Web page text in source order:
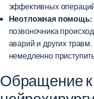
эффективных
Неотложная помощь:
позвоночника
аварий и других
немедленно
Обращение к